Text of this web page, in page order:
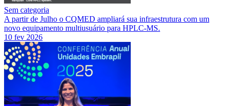
Sem categoria
A partir de Julho o CQMED ampliará sua infraestrutura com um
novo equipamento multiusuário para HPLC-MS.
10 fev 2026